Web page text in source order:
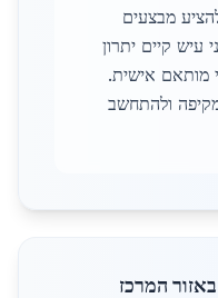
מבצעים
עיש קיים יתרון
מותאם אישית.
ולהתחשב
המרכז